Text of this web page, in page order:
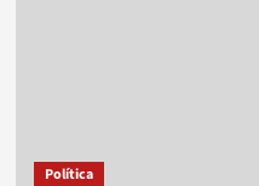
Política